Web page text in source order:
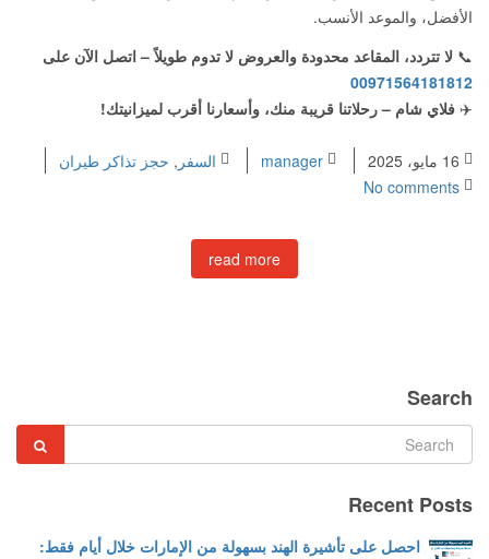
الأفضل، والموعد الأنسب.
📞 لا تتردد، المقاعد محدودة والعروض لا تدوم طويلاً – اتصل الآن على
00971564181812
✈️ فلاي شام – رحلاتنا قريبة منك، وأسعارنا أقرب لميزانيتك!
manager السفر , حجز تذاكر طيران
No comments
read more
Search
Recent Posts
احصل على تأشيرة الهند بسهولة من الإمارات خلال أيام فقط: